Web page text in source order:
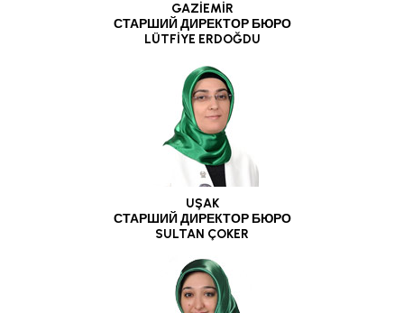
GAZİEMİR
СТАРШИЙ ДИРЕКТОР БЮРО
LÜTFİYE ERDOĞDU
UŞAK
СТАРШИЙ ДИРЕКТОР БЮРО
SULTAN ÇOKER